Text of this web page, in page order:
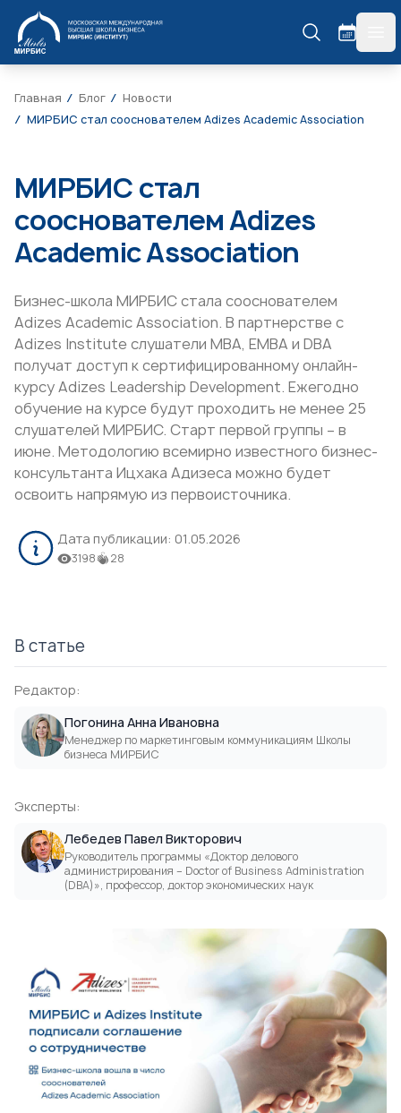
МИРБИС
Главная Блог
Новости
МИРБИС стал сооснователем Adizes Academic Association
МИРБИС стал
сооснователем Adizes
Academic Association
Бизнес-школа МИРБИС стала сооснователем
Adizes Academic Association. В партнерстве с
Adizes Institute слушатели MBA, EMBA и DBA
получат доступ к сертифицированному онлайн-
курсу Adizes Leadership Development. Ежегодно
обучение на курсе будут проходить не менее 25
слушателей МИРБИС. Старт первой группы – в
июне. Методологию всемирно известного бизнес-
консультанта Ицхака Адизеса можно будет
освоить напрямую из первоисточника.
Дата публикации: 01.05.2026
3198 28
В статье
Редактор:
Погонина Анна Ивановна
Менеджер по маркетинговым коммуникациям Школы
бизнеса МИРБИС
Эксперты:
Лебедев Павел Викторович
Руководитель программы «Доктор делового
администрирования – Doctor of Business Administration
(DВА)», профессор, доктор экономических наук